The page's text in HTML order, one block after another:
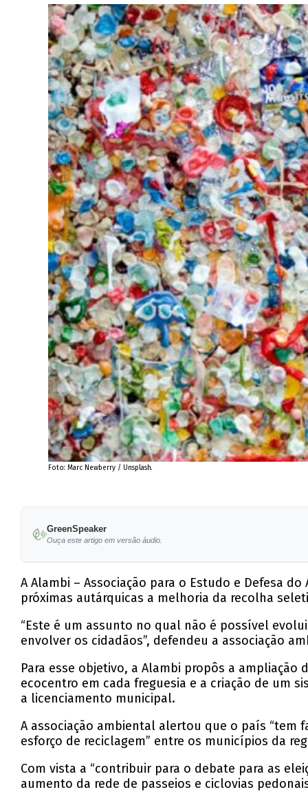
Foto: Marc Newberry / Unsplash.
GreenSpeaker
Ouça este artigo em versão áudio.
A Alambi – Associação para o Estudo e Defesa
próximas autárquicas a melhoria da recolha
“Este é um assunto no qual não é possível
envolver os cidadãos”, defendeu a associação
Para esse objetivo, a Alambi propôs a
ecocentro em cada freguesia e a criação de um
a licenciamento municipal.
A associação ambiental alertou que o país “tem
esforço de reciclagem” entre os municípios da
Com vista a “contribuir para o debate para as
aumento da rede de passeios e ciclovias